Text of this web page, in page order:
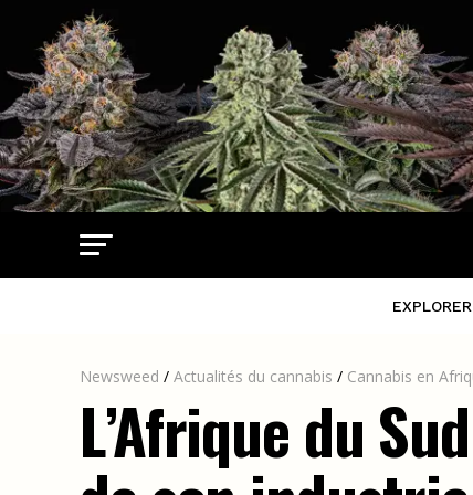
EXPLORER
Newsweed / Actualités du cannabis / Cannabis en
L’Afrique du